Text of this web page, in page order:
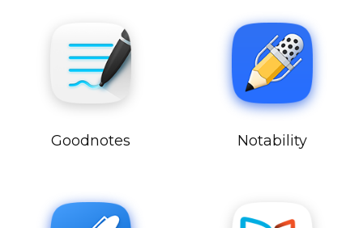
Goodnotes Notability